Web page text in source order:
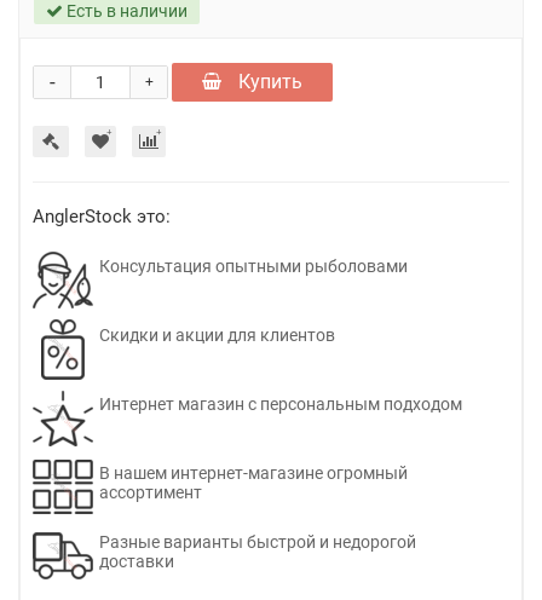
Есть в наличии
+
- Купить
AnglerStock это:
Консультация опытными рыболовами
Скидки и акции для клиентов
Интернет магазин с персональным подходом
В нашем интернет-магазине огромный
ассортимент
Разные варианты быстрой и недорогой
доставки